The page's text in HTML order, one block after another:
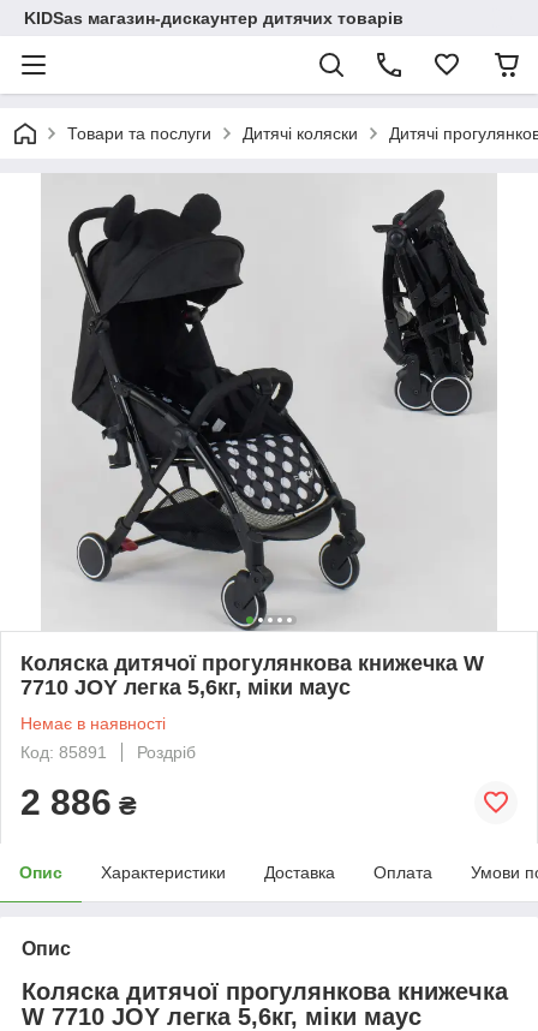
KIDSas магазин-дискаунтер дитячих товарів
Товари та послуги Дитячі коляски Дитячі
Коляска дитячої прогулянкова книжечка W
7710 JOY легка 5,6кг, міки маус
Немає в наявності
Код: 85891
Роздріб
2 886 ₴
Опис Характеристики Доставка Оплата Умови
Опис
Коляска дитячої прогулянкова книжечка
W 7710 JOY легка 5,6кг, міки маус